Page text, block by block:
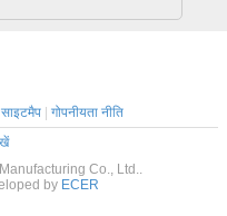
साइटमैप| गोपनीयता नीति
Co., Ltd..
by ECER